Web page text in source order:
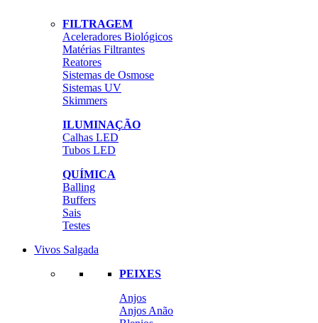
FILTRAGEM
Aceleradores Biológicos
Matérias Filtrantes
Reatores
Sistemas de Osmose
Sistemas UV
Skimmers
ILUMINAÇÃO
Calhas LED
Tubos LED
QUÍMICA
Balling
Buffers
Sais
Testes
Vivos Salgada
PEIXES
Anjos
Anjos Anão